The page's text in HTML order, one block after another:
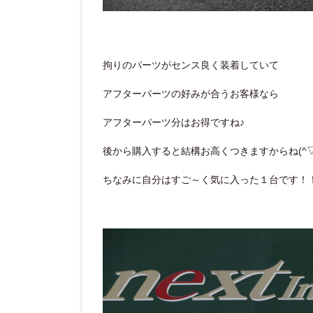
拘りのパーツがセンス良く装着していて
アフターパーツの好みが合うお客様なら
アフターパーツ分はお得ですね♪
後から購入すると結構お高くつきますからね
ちなみに自分はすご～く気に入った１台です！